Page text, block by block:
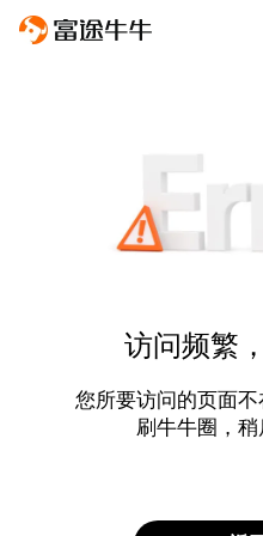
访问频繁
您所要访问的页面
刷牛牛圈，